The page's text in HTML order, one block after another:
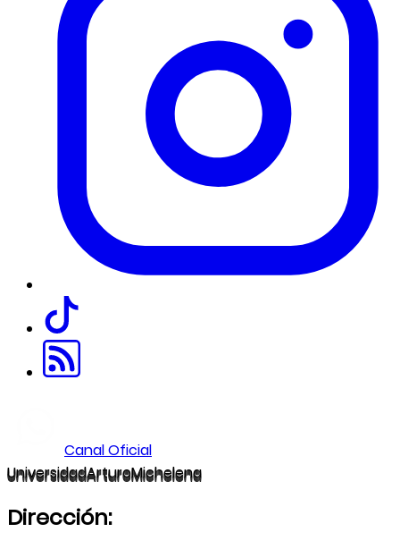
Canal Oficial
UniversidadArturoMichelena
Dirección: